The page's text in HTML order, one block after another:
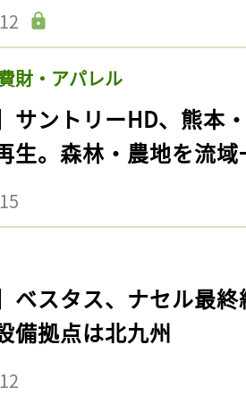
財・アパレル
サントリーHD、熊本
生。森林・農地を流
ベスタス、ナセル最
備拠点は北九州
をお気に入りに
ログインが必
ログイン